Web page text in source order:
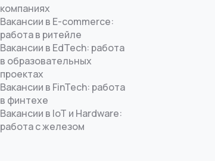
компаниях
Вакансии в E-commerce:
работа в ритейле
Вакансии в EdTech: работа
в образовательных
проектах
Вакансии в FinTech: работа
в финтехе
Вакансии в IoT и Hardware:
работа с железом